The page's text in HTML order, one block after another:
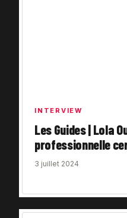
INTERVIEW
Les Guides | Lola
professionnelle
3 juillet 2024